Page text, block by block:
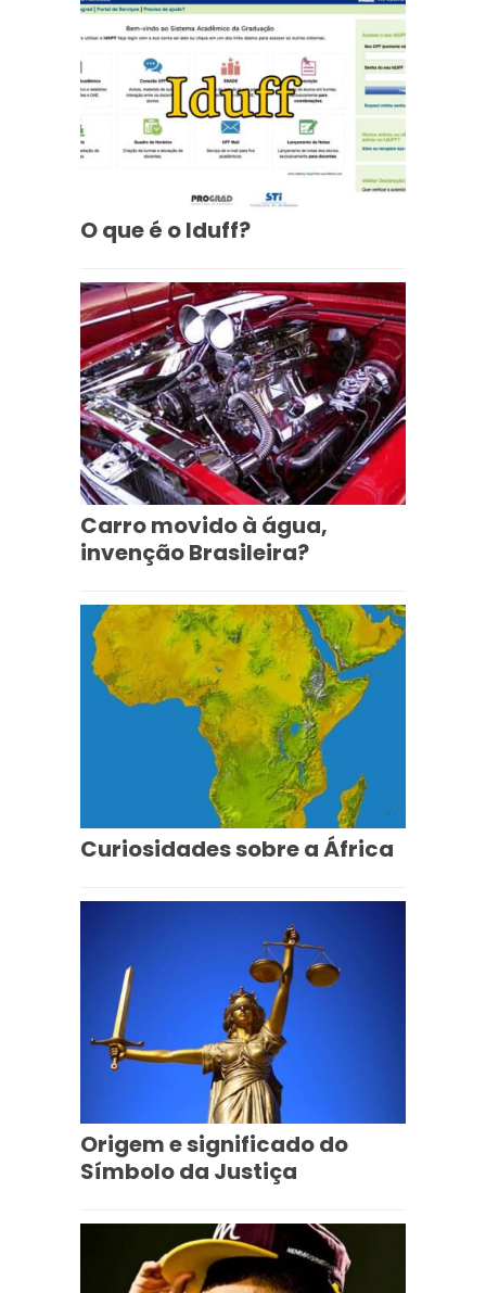
O que é o Iduff?
Carro movido à água,
invenção Brasileira?
Curiosidades sobre a África
Origem e significado do
Símbolo da Justiça